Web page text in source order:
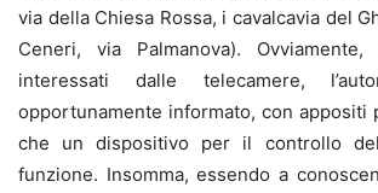
via della Chiesa Rossa, i cavalcavia del
Ceneri, via Palmanova).
interessati dalle telecamere,
opportunamente informato, con appositi
che un dispositivo per il controllo
funzione. Insomma, essendo a